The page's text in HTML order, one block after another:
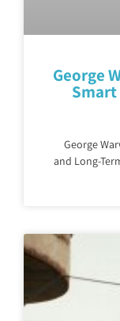
George
Smart
George
and Long-